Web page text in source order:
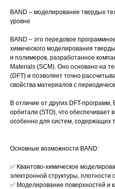
BAND – моделирование твердых
уровне
BAND – это передовое
химического моделирования
и полимеров, разработанное
Materials (SCM). Оно основано на
(DFT) и позволяет точно
свойства материалов с
В отличие от других DFT-программ,
орбитали (STO), что обеспечивает
особенно для систем, содержащих
Основные возможности BAND:
✅ Квантово-химическое
электронной структуры, плотности
✅ Моделирование поверхностей и